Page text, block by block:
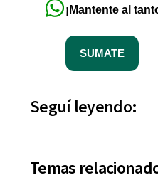
¡Mantente al
SUMATE
Seguí leyendo:
Temas